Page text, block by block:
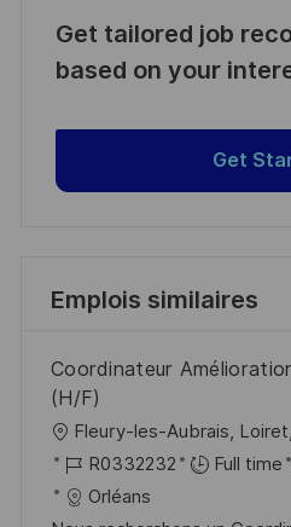
Get tailored job
based on your
Get
Emplois similaires
Coordinateur
(H/F)
o
c
Fleury-les-Aubrais,
R
é
R0332232 Full time
Orléans